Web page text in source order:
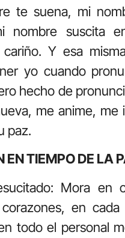
te suena, mi
nombre suscita
cariño. Y esa
yo cuando
hecho de
me anime, me
paz.
EN TIEMPO DE LA
Mora en
en
todo el personal